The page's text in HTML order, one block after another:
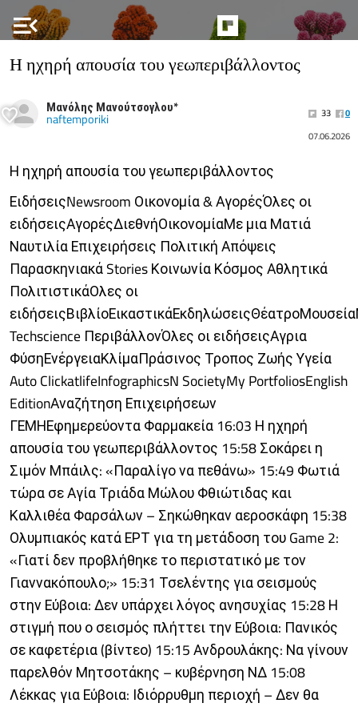
menu_open
Η ηχηρή απουσία του γεωπεριβάλλοντος
Μανόλης Μανούτσογλου*
naftemporiki 33
0
07.06.2026
Η ηχηρή απουσία του γεωπεριβάλλοντος
ΕιδήσειςNewsroom Οικονομία & ΑγορέςΌλες οι
ειδήσειςΑγορέςΔιεθνήΟικονομίαΜε μια Ματιά
Ναυτιλία Επιχειρήσεις Πολιτική Απόψεις
Παρασκηνιακά Stories Κοινωνία Κόσμος Αθλητικά
ΠολιτιστικάΟλες οι
Techscience ΠεριβάλλονΌλες οι ειδήσειςΑγρια
ΦύσηΕνέργειαΚλίμαΠράσινος Τροπος Ζωής Υγεία
Auto ClickatlifeInfographicsN SocietyMy PortfoliosEnglish
EditionΑναζήτηση Επιχειρήσεων
ΓΕΜΗΕφημερεύοντα Φαρμακεία 16:03 Η ηχηρή
απουσία του γεωπεριβάλλοντος 15:58 Σοκάρει η
Σιμόν Μπάιλς: «Παραλίγο να πεθάνω» 15:49 Φωτιά
τώρα σε Αγία Τριάδα Μώλου Φθιώτιδας και
Καλλιθέα Φαρσάλων – Σηκώθηκαν αεροσκάφη 15:38
Ολυμπιακός κατά ΕΡΤ για τη μετάδοση του Game 2:
«Γιατί δεν προβλήθηκε το περιστατικό με τον
Γιαννακόπουλο;» 15:31 Τσελέντης για σεισμούς
στην Εύβοια: Δεν υπάρχει λόγος ανησυχίας 15:28 Η
στιγμή που ο σεισμός πλήττει την Εύβοια: Πανικός
σε καφετέρια (βίντεο) 15:15 Ανδρουλάκης: Να γίνουν
παρελθόν Μητσοτάκης – κυβέρνηση ΝΔ 15:08
Λέκκας για Εύβοια: Ιδιόρρυθμη περιοχή – Δεν θα